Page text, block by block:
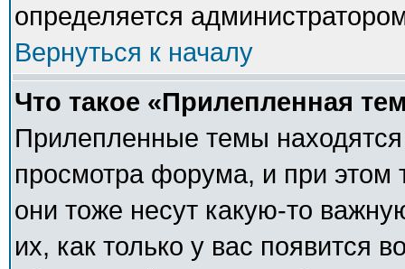
определяется
Вернуться к началу
Что такое «Прилепленная
Прилепленные темы
просмотра форума, и при этом
они тоже несут какую-то
их, как только у вас появится